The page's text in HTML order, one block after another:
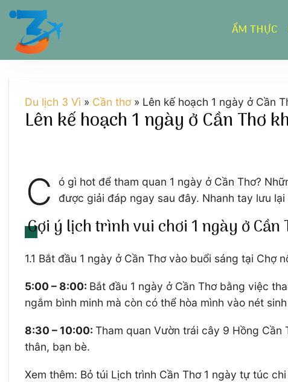
Chuyển
dung
ẨM THỰC
Du lịch 3 Vì » Cần thơ» Lên kế hoạch 1 ngày ở Cần
Lên kế hoạch 1 ngày ở Cần Thơ
C
ó gì hot để tham quan 1 ngày ở Cần Thơ?
được giải đáp ngay sau đây. Nhanh tay lưu
Gợi ý lịch trình vui chơi 1 ngày ở Cần
1.1 Bắt đầu 1 ngày ở Cần Thơ vào buổi sáng tại Chợ
5:00 – 8:00: Bắt đầu 1 ngày ở Cần Thơ bằng việc
ngắm bình minh mà còn có thể hòa mình vào nét
8:30 – 10:00:Tham quan Vườn trái cây 9 Hồng
thân, bạn bè.
Xem thêm: Bỏ túi Lịch trình Cần Thơ 1 ngày tự túc